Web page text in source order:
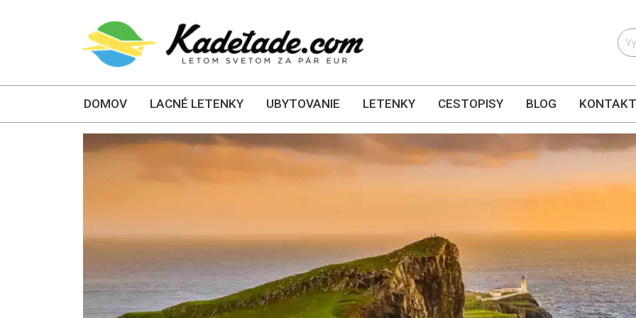
DOMOV LACNÉ LETENKY UBYTOVANIE LETENKY CESTOPISY BLOG KONTAKT